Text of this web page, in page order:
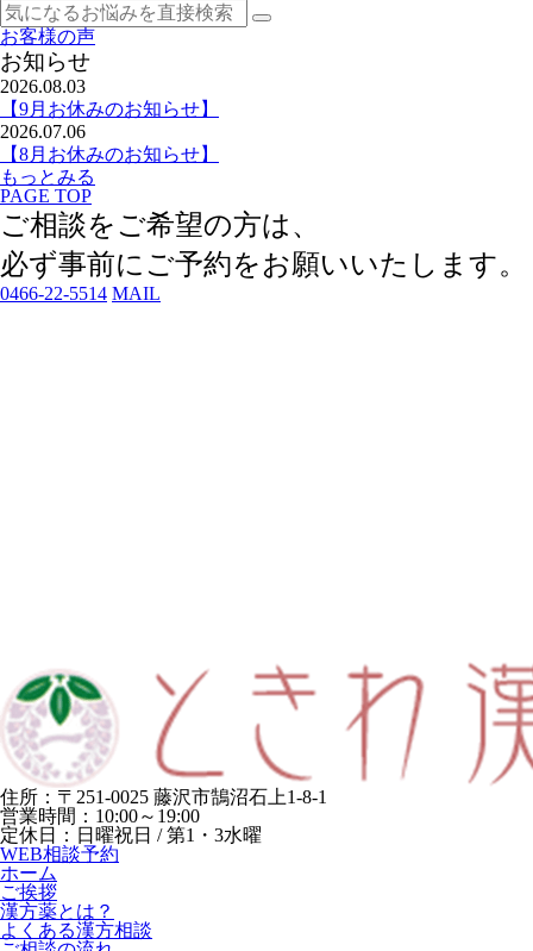
お客様の声
お知らせ
2026.08.03
【9月お休みのお知らせ】
2026.07.06
【8月お休みのお知らせ】
もっとみる
PAGE TOP
ご相談をご希望の方は、
必ず事前にご予約をお願いいたします。
0466-22-5514 MAIL
住所：〒251-0025 藤沢市鵠沼石上1-8-1
営業時間：10:00～19:00
定休日：日曜祝日 / 第1・3水曜
WEB相談予約
ホーム
ご挨拶
漢方薬とは？
よくある漢方相談